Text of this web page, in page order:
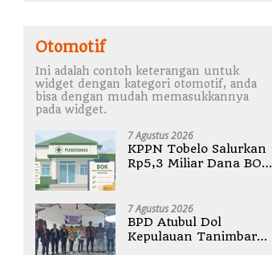
Otomotif
Ini adalah contoh keterangan untuk
widget dengan kategori otomotif, anda
bisa dengan mudah memasukkannya
pada widget.
7 Agustus 2026
KPPN Tobelo Salurkan
Rp5,3 Miliar Dana BOK
7 Agustus 2026
BPD Atubul Dol
Kepulauan Tanimbar